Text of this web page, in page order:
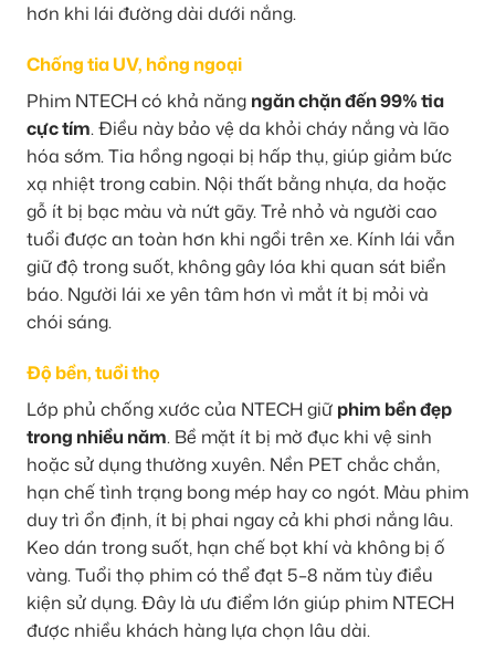
hơn khi lái đường dài dưới nắng.
Chống tia UV, hồng ngoại
Phim NTECH có khả năng ngăn chặn đến 99% tia
cực tím. Điều này bảo vệ da khỏi cháy nắng và lão
hóa sớm. Tia hồng ngoại bị hấp thụ, giúp giảm bức
xạ nhiệt trong cabin. Nội thất bằng nhựa, da hoặc
gỗ ít bị bạc màu và nứt gãy. Trẻ nhỏ và người cao
tuổi được an toàn hơn khi ngồi trên xe. Kính lái vẫn
giữ độ trong suốt, không gây lóa khi quan sát biển
báo. Người lái xe yên tâm hơn vì mắt ít bị mỏi và
chói sáng.
Độ bền, tuổi thọ
Lớp phủ chống xước của NTECH giữ phim bền đẹp
trong nhiều năm. Bề mặt ít bị mờ đục khi vệ sinh
hoặc sử dụng thường xuyên. Nền PET chắc chắn,
hạn chế tình trạng bong mép hay co ngót. Màu phim
duy trì ổn định, ít bị phai ngay cả khi phơi nắng lâu.
Keo dán trong suốt, hạn chế bọt khí và không bị ố
vàng. Tuổi thọ phim có thể đạt 5–8 năm tùy điều
kiện sử dụng. Đây là ưu điểm lớn giúp phim NTECH
được nhiều khách hàng lựa chọn lâu dài.